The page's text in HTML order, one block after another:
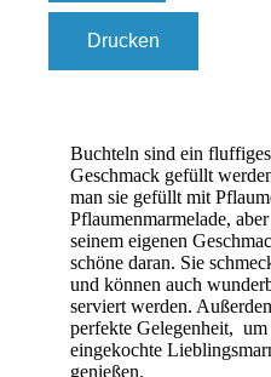
Drucken
Buchteln sind ein
Geschmack gefüllt
man sie gefüllt mit
Pflaumenmarmelade,
seinem eigenen
schöne daran. Sie
und können auch
serviert werden.
perfekte Gelegenheit,
eingekochte
genießen.